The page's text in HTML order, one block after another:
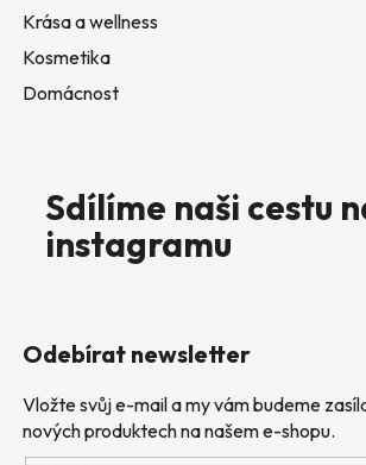
Krása a wellness
Kosmetika
Domácnost
Sdílíme naši cestu
instagramu
Odebírat newsletter
Vložte svůj e-mail a my vám budeme
nových produktech na našem e-shopu.